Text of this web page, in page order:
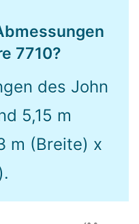
7710?
des John
5,15 m
m (Breite) x